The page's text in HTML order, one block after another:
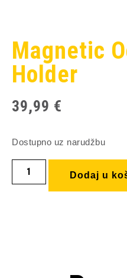
Magnetic
Holder
39,99 €
Dostupno uz narudžbu
Dodaj u